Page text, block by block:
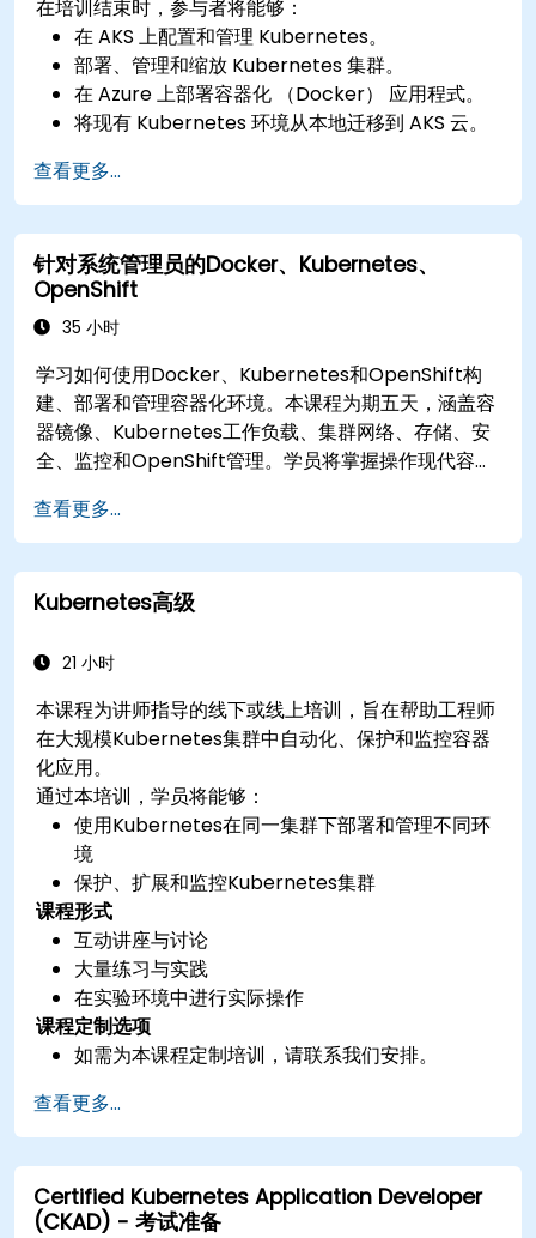
在培训结束时，参与者将能够：
在 AKS 上配置和管理 Kubernetes。
部署、管理和缩放 Kubernetes 集群。
在 Azure 上部署容器化 （Docker） 应用程式。
将现有 Kubernetes 环境从本地迁移到 AKS 云。
成。
确保 Kubernetes 中的高可用性和灾难恢复。
查看更多...
针对系统管理员的Docker、Kubernetes、
OpenShift
35 小时
学习如何使用Docker、Kubernetes和OpenShift构
建、部署和管理容器化环境。本课程为期五天，涵盖容
器镜像、Kubernetes工作负载、集群网络、存储、安
全、监控和OpenShift管理。学员将掌握操作现代容器
查看更多...
Kubernetes高级
21 小时
本课程为讲师指导的线下或线上培训，旨在帮助工程师
在大规模Kubernetes集群中自动化、保护和监控容器
化应用。
通过本培训，学员将能够：
使用Kubernetes在同一集群下部署和管理不同环
境
保护、扩展和监控Kubernetes集群
课程形式
互动讲座与讨论
大量练习与实践
在实验环境中进行实际操作
课程定制选项
如需为本课程定制培训，请联系我们安排。
查看更多...
Certified Kubernetes Application Developer
(CKAD) - 考试准备